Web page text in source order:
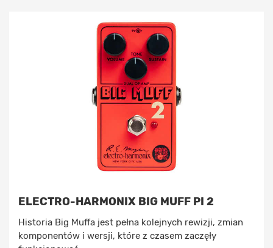
ELECTRO-HARMONIX BIG MUFF PI 2
Historia Big Muffa jest pełna kolejnych rewizji, zmian
komponentów i wersji, które z czasem zaczęły